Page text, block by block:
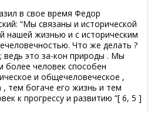
в свое время Федор
“Мы связаны и исторической
нашей жизнью и с историческим
Что же делать ?
ведь это за-кон природы . Мы
более человек способен
и общечеловеческое ,
тем богаче его жизнь и тем
к прогрессу и развитию ”[ 6, 5 ]